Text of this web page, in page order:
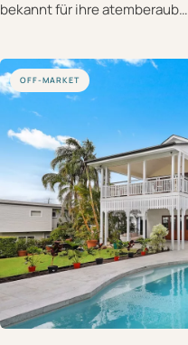
bekannt für ihre atemberaub…
OFF-MARKET